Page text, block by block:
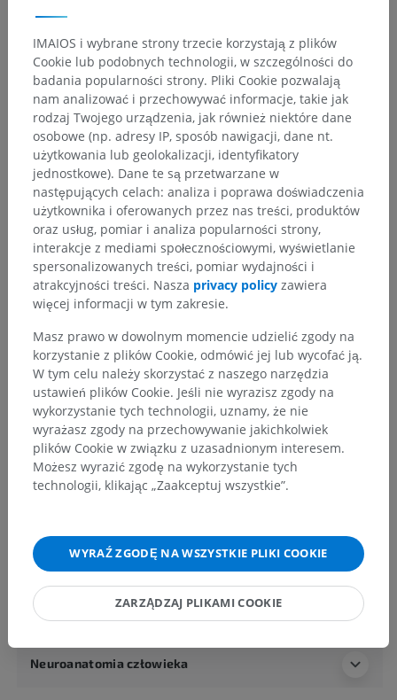
Galeria
Hierarchia anatomiczna
Anatomia człowieka 2
Ciało ludzkie> Układy integrujące>
Układ nerwowy> Centralny system nerwowy>
Rdzeń kręgowy > Słup szary>
Słup boczny, słup pośredni>
Istota pośrednia środkowa
Jądro piersiowe tylne ; jądro piersiowe grzbietowe
Anatomia człowieka 1
Neuroanatomia człowieka
IMAIOS i wybrane strony trzecie korzystają z plików
Cookie lub podobnych technologii, w szczególności do
badania popularności strony. Pliki Cookie pozwalają
nam analizować i przechowywać informacje, takie jak
rodzaj Twojego urządzenia, jak również niektóre dane
osobowe (np. adresy IP, sposób nawigacji, dane nt.
użytkowania lub geolokalizacji, identyfikatory
jednostkowe). Dane te są przetwarzane w
następujących celach: analiza i poprawa doświadczenia
użytkownika i oferowanych przez nas treści, produktów
oraz usług, pomiar i analiza popularności strony,
interakcje z mediami społecznościowymi, wyświetlanie
spersonalizowanych treści, pomiar wydajności i
atrakcyjności treści. Nasza privacy policy zawiera
więcej informacji w tym zakresie.
Masz prawo w dowolnym momencie udzielić zgody na
korzystanie z plików Cookie, odmówić jej lub wycofać ją.
W tym celu należy skorzystać z naszego narzędzia
ustawień plików Cookie. Jeśli nie wyrazisz zgody na
wykorzystanie tych technologii, uznamy, że nie
wyrażasz zgody na przechowywanie jakichkolwiek
plików Cookie w związku z uzasadnionym interesem.
Możesz wyrazić zgodę na wykorzystanie tych
technologii, klikając „Zaakceptuj wszystkie”.
WYRAŹ ZGODĘ NA WSZYSTKIE PLIKI COOKIE
ZARZĄDZAJ PLIKAMI COOKIE